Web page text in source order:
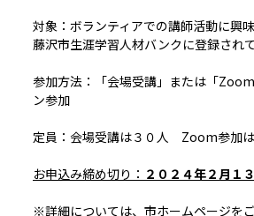
対象：ボランティアでの講師活動に興
藤沢市生涯学習人材バンクに登録され
参加方法：「会場受講」または「
ン参加
定員：会場受講は３０人 Zoom参加
お申込み締め切り： ２０２４年２月１
※詳細については、市ホームページを